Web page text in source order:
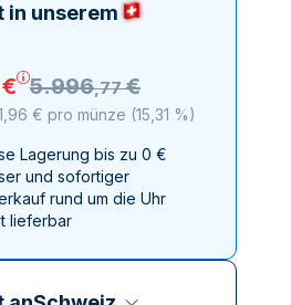
in unserem
€ 5.996,77 €
€ pro münze (15,31 %)
Lagerung bis zu 0 €
und sofortiger
rund um die Uhr
lieferbar